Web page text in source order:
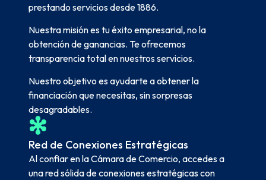
prestando servicios desde 1886.
Nuestra misión es tu éxito empresarial, no la
obtención de ganancias. Te ofrecemos
transparencia total en nuestros servicios.
Nuestro objetivo es ayudarte a obtener la
financiación que necesitas, sin sorpresas
desagradables.
Red de Conexiones Estratégicas
Al confiar en la Cámara de Comercio, accedes a
una red sólida de conexiones estratégicas con